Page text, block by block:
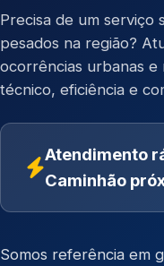
Precisa de um serviço
pesados na região?
ocorrências urbanas
técnico, eficiência e
Atendimento
Caminhão
Somos referência em